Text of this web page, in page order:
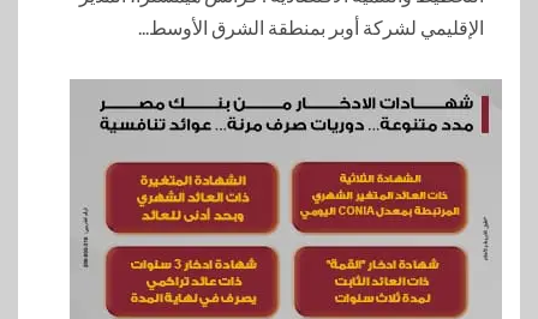
الإقليمي لشركة أوبر بمنطقة الشرق الأوسط...